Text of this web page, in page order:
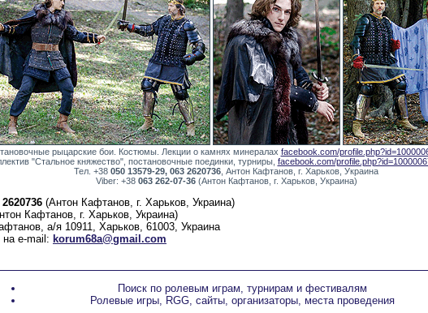
рыцарские бои. Костюмы. Лекции о камнях минералах facebook.com/
"Стальное княжество", постановочные поединки, турниры, facebook.com/
Тел. +38 050 13579-29, 063 2620736 , Антон Кафтанов, г. Харьков, Украина
Viber: +38 063 262-07-36(Антон Кафтанов, г. Харьков, Украина)
(Антон Кафтанов, г. Харьков, Украина)
Кафтанов, г. Харьков, Украина)
а/я 10911, Харьков, 61003, Украина
e-mail: korum68a@gmail.com
Поиск по ролевым играм, турнирам и фестивалям
Ролевые игры, RGG, сайты, организаторы, места проведения